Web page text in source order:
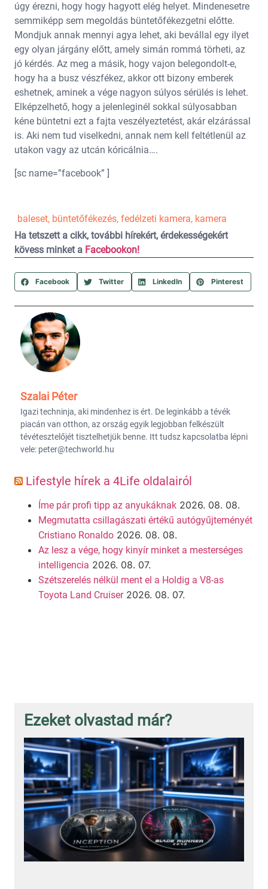
úgy érezni, hogy hogy hagyott elég helyet. Mindenesetre
semmiképp sem megoldás büntetőfékezgetni előtte.
Mondjuk annak mennyi agya lehet, aki bevállal egy ilyet
egy olyan járgány előtt, amely simán rommá törheti, az
jó kérdés. Az meg a másik, hogy vajon belegondolt-e,
hogy ha a busz vészfékez, akkor ott bizony emberek
eshetnek, aminek a vége nagyon súlyos sérülés is lehet.
Elképzelhető, hogy a jelenleginél sokkal súlyosabban
kéne büntetni ezt a fajta veszélyeztetést, akár elzárással
is. Aki nem tud viselkedni, annak nem kell feltétlenül az
utakon vagy az utcán kóricálnia….
[sc name=”facebook” ]
baleset, büntetőfékezés, fedélzeti kamera, kamera
Ha tetszett a cikk, további hírekért, érdekességekért
kövess minket a Facebookon!
Facebook Twitter LinkedIn Pinterest
Szalai Péter
Igazi techninja, aki mindenhez is ért. De leginkább a tévék
piacán van otthon, az ország egyik legjobban felkészült
tévétesztelőjét tisztelhetjük benne. Itt tudsz kapcsolatba lépni
vele: peter@techworld.hu
Lifestyle hírek a 4Life oldalairól
Íme pár profi tipp az anyukáknak 2026. 08. 08.
Megmutatta csillagászati értékű autógyűjteményét
Cristiano Ronaldo 2026. 08. 08.
Az lesz a vége, hogy kinyír minket a mesterséges
intelligencia 2026. 08. 07.
Szétszerelés nélkül ment el a Holdig a V8-as
Toyota Land Cruiser 2026. 08. 07.
Ezeket olvastad már?